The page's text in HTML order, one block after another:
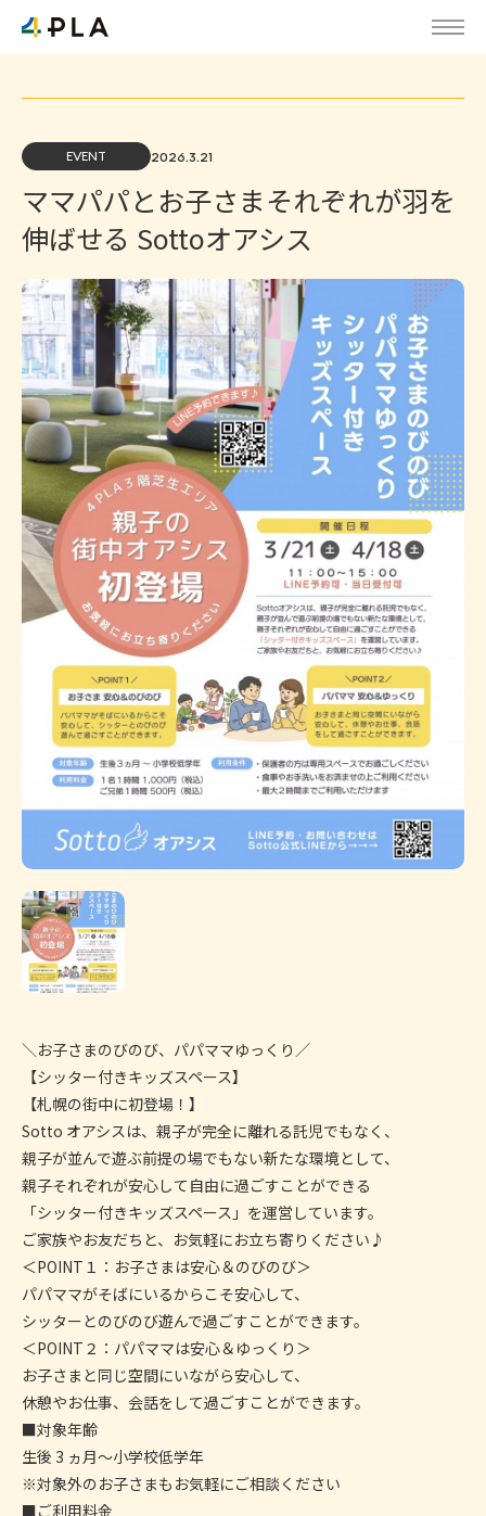
EVENT 2026.3.21
ママパパとお子さまそれぞれが羽を
伸ばせる Sottoオアシス
＼お子さまのびのび、パパママゆっくり／
【シッター付きキッズスペース】
【札幌の街中に初登場！】
Sotto オアシスは、親子が完全に離れる託児でもなく、
親子が並んで遊ぶ前提の場でもない新たな環境として、
親子それぞれが安心して自由に過ごすことができる
「シッター付きキッズスペース」を運営しています。
ご家族やお友だちと、お気軽にお立ち寄りください♪
＜POINT１：お子さまは安心＆のびのび＞
パパママがそばにいるからこそ安心して、
シッターとのびのび遊んで過ごすことができます。
＜POINT２：パパママは安心＆ゆっくり＞
お子さまと同じ空間にいながら安心して、
休憩やお仕事、会話をして過ごすことができます。
■対象年齢
生後 3 ヵ月～小学校低学年
※対象外のお子さまもお気軽にご相談ください
■ご利用料金